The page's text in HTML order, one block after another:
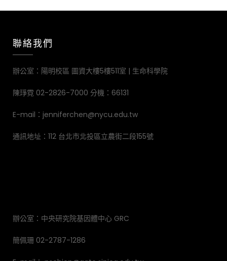
聯絡我們
辦公室：陽明校區 圖資大樓5樓511室 | 生命科學院
陳琤霓 02-2826-7000 分機：66131
E-mail：jenniferchen@nycu.edu.tw
通訊地址：112 台北市北投區立農街二段155號
辦公室：中央研究院基因體中心 GRC
簡佩珊 02-2787-1286